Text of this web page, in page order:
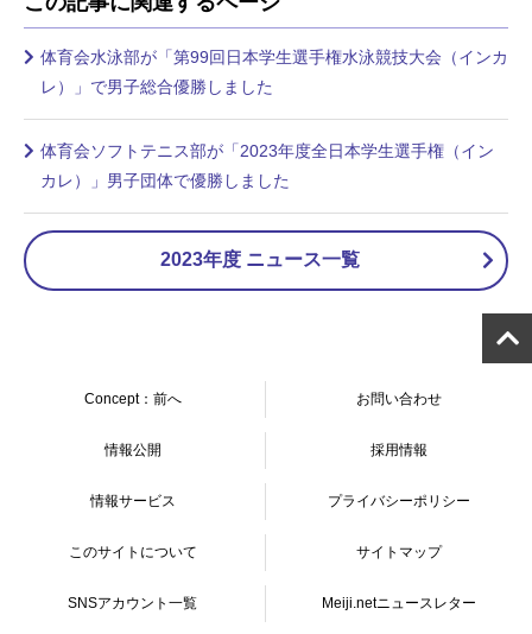
体育会水泳部が「第99回日本学生選手権水泳競技大会（インカ
レ）」で男子総合優勝しました
体育会ソフトテニス部が「2023年度全日本学生選手権（イン
カレ）」男子団体で優勝しました
2023年度 ニュース一覧
Concept：前へ お問い合わせ
情報公開 採用情報
情報サービス プライバシーポリシー
このサイトについて サイトマップ
SNSアカウント一覧 Meiji.netニュースレター